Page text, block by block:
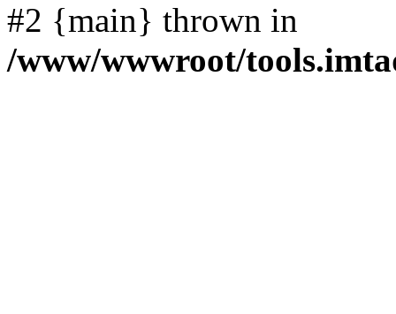
#2 {main} thrown in
/www/wwwroot/